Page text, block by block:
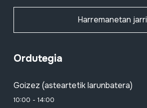
Harremanetan jarri
Ordutegia
Goizez (asteartetik larunbatera)
10:00 - 14:00